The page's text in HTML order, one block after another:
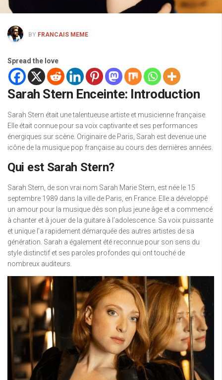
BY FRANCAIS MEME
Spread the love
Sarah Stern Enceinte: Introduction
Sarah Stern était une talentueuse artiste et musicienne française.
Elle était connue pour sa voix captivante et ses performances
énergiques sur scène. Originaire de Paris, Sarah est devenue une
icône de la musique pop française au cours des dernières années.
Qui est Sarah Stern?
Sarah Stern, de son vrai nom Sarah Marie Stern, est née le 15
septembre 1989 dans la ville de Paris, en France. Elle a développé
un amour pour la musique dès son plus jeune âge et a commencé
à chanter et à jouer de la guitare à l’adolescence. Sa voix puissante
et unique l’a rapidement démarquée des autres artistes de sa
génération. Sarah a également été reconnue pour son sens du
style distinctif et ses paroles profondes qui ont touché de
nombreux auditeurs.